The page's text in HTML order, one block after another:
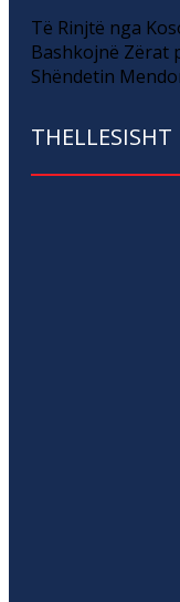
Të Rinjtë nga
Bashkojnë Zërat
Shëndetin
THELLESISHT